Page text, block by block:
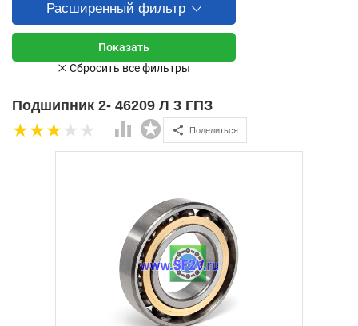
Расширенный фильтр
Подшипник 2- 46209 Л 3 ГПЗ
Поделиться